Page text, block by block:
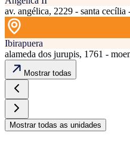
av. angélica, 2229 - santa cecília
Ibirapuera
alameda dos jurupis, 1761 -
Mostrar todas
Mostrar todas as unidades